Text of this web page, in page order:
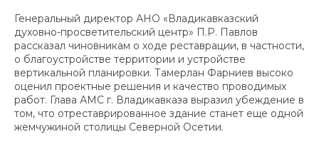
Генеральный директор АНО «Владикавказский
духовно-просветительский центр» П.Р. Павлов
рассказал чиновникам о ходе реставрации, в частности,
о благоустройстве территории и устройстве
вертикальной планировки. Тамерлан Фарниев высоко
оценил проектные решения и качество проводимых
работ. Глава АМС г. Владикавказа выразил убеждение в
том, что отреставрированное здание станет еще одной
жемчужиной столицы Северной Осетии.